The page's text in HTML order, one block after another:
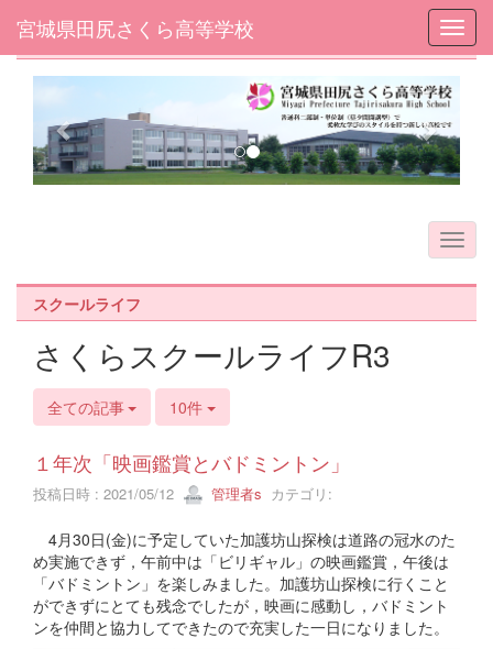
宮城県田尻さくら高等学校
フォトアルバム
p
r
e
v
s
n
e
x
t
スクールライフ
さくらスクールライフR3
全ての記事 10件
１年次「映画鑑賞とバドミントン」
投稿日時 : 2021/05/12 管理者s カテゴリ:
4月30日(金)に予定していた加護坊山探検は道路の冠水のた
め実施できず，午前中は「ビリギャル」の映画鑑賞，午後は
「バドミントン」を楽しみました。加護坊山探検に行くこと
ができずにとても残念でしたが，映画に感動し，バドミント
ンを仲間と協力してできたので充実した一日になりました。